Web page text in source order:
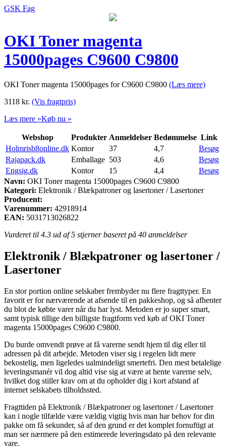
GSK Fag
OKI Toner magenta
15000pages C9600 C9800
OKI Toner magenta 15000pages for C9600 C9800 (Læs mere)
3118 kr. (Vis fragtpris)
Læs mere »Køb nu »
Webshop Produkter Anmeldelser Bedømmelse Link
Holmrisb8online.dk Kontor 37 4,7
Besøg
Rajapack.dk
Emballage 503 4,6
Besøg
Engsig.dk
Kontor 15 4,4
Besøg
Navn: OKI Toner magenta 15000pages C9600 C9800
Kategori: Elektronik / Blækpatroner og lasertoner / Lasertoner
Producent:
Varenummer: 42918914
EAN: 5031713026822
Vurderet til 4.3 ud af 5 stjerner baseret på 40 anmeldelser
Elektronik / Blækpatroner og lasertoner /
Lasertoner
En stor portion online selskaber frembyder nu flere fragttyper. En
favorit er for nærværende at afsende til en pakkeshop, og så afhenter
du blot de købte varer når du har lyst. Metoden er jo super smart,
samt typisk tillige den billigste fragtform ved køb af OKI Toner
magenta 15000pages C9600 C9800.
Du burde omvendt prøve at få varerne sendt hjem til dig eller til
adressen på dit arbejde. Metoden viser sig i regelen lidt mere
bekostelig, men ligeledes ualmindeligt smertefri. Den mest betalelige
leveringsmanér vil dog altid vise sig at være at hente varerne selv,
hvilket dog stiller krav om at du opholder dig i kort afstand af
internet selskabets tilholdssted.
Fragttiden på Elektronik / Blækpatroner og lasertoner / Lasertoner
kan i nogle tilfælde være vældig vigtig hvis man har behov for din
pakke om få sekunder, så af den grund er det komplet fornuftigt at
man ser nærmere på den estimerede leveringsdato på den relevante
vare.